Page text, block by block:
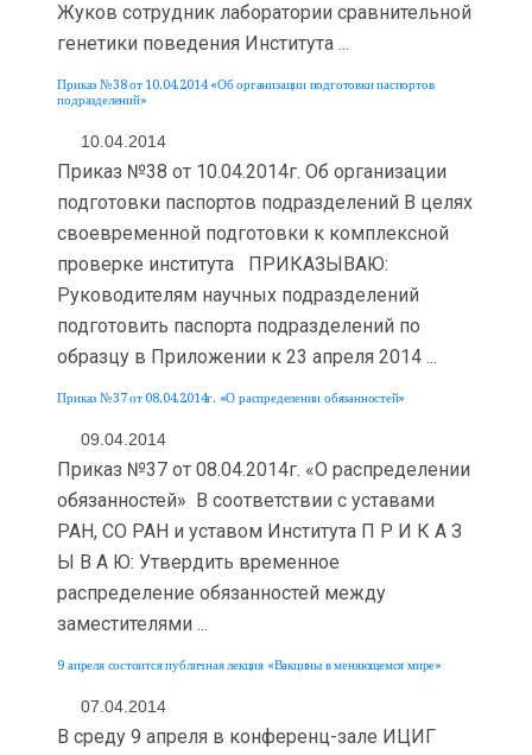
Жуков сотрудник лаборатории сравнительной
генетики поведения Института ...
Приказ №38 от 10.04.2014 «Об организации подготовки паспортов
подразделений»
10.04.2014
Приказ №38 от 10.04.2014г. Об организации
подготовки паспортов подразделений В целях
своевременной подготовки к комплексной
проверке института ПРИКАЗЫВАЮ:
Руководителям научных подразделений
подготовить паспорта подразделений по
образцу в Приложении к 23 апреля 2014 ...
Приказ №37 от 08.04.2014г. «О распределении обязанностей»
09.04.2014
Приказ №37 от 08.04.2014г. «О распределении
обязанностей» В соответствии с уставами
РАН, СО РАН и уставом Института П Р И К А З
Ы В А Ю: Утвердить временное
распределение обязанностей между
заместителями ...
9 апреля состоится публичная лекция «Вакцины в меняющемся мире»
07.04.2014
В среду 9 апреля в конференц-зале ИЦИГ